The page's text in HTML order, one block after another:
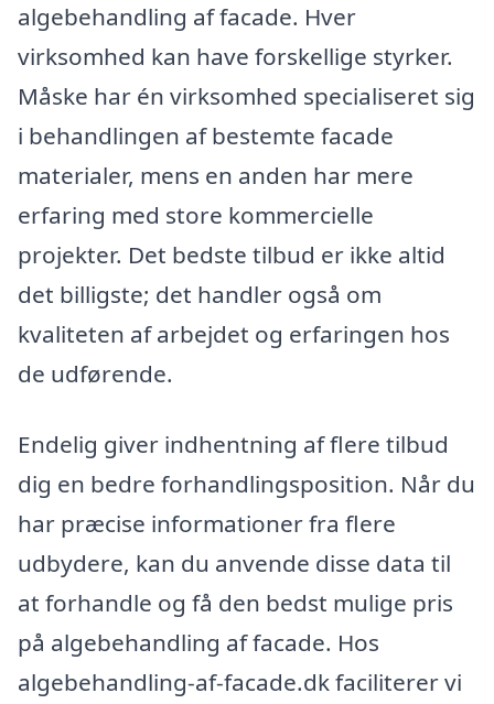
algebehandling af facade. Hver
virksomhed kan have forskellige styrker.
Måske har én virksomhed specialiseret sig
i behandlingen af bestemte facade
materialer, mens en anden har mere
erfaring med store kommercielle
projekter. Det bedste tilbud er ikke altid
det billigste; det handler også om
kvaliteten af arbejdet og erfaringen hos
de udførende.
Endelig giver indhentning af flere tilbud
dig en bedre forhandlingsposition. Når du
har præcise informationer fra flere
udbydere, kan du anvende disse data til
at forhandle og få den bedst mulige pris
på algebehandling af facade. Hos
algebehandling-af-facade.dk faciliterer vi